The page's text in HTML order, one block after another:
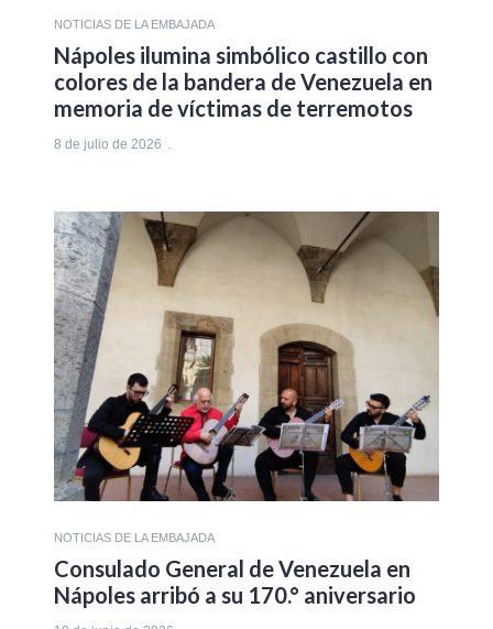
NOTICIAS DE LA EMBAJADA
Nápoles ilumina simbólico castillo con
colores de la bandera de Venezuela en
memoria de víctimas de terremotos
8 de julio de 2026
NOTICIAS DE LA EMBAJADA
Consulado General de Venezuela en
Nápoles arribó a su 170.° aniversario